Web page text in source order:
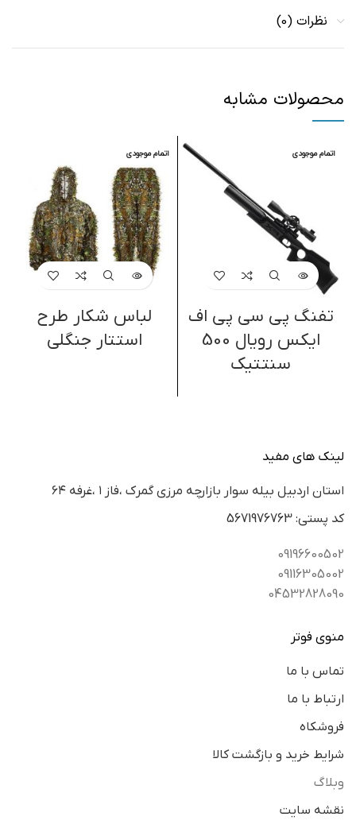
نظرات (0)
محصولات مشابه
اتمام موجودی
تفنگ پی سی پی اف
ایکس رویال 500
سنتتیک
اتمام موجودی
لباس شکار طرح
استتار جنگلی
لینک های مفید
استان اردبيل بيله سوار بازارچه مرزي گمرك ،فاز ١ ،غرفه ٦٤
كد پستي: 5671976763
09196600502
09116305002
04532828090
منوی فوتر
تماس با ما
ارتباط با ما
فروشکاه
شرایط خرید و بازگشت کالا
وبلاگ
نقشه سایت